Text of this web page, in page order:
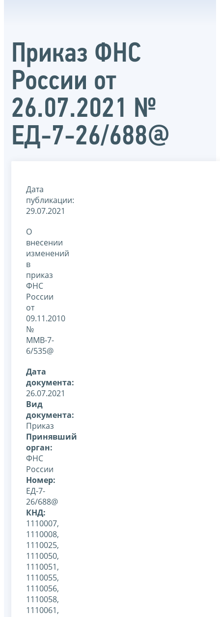
Приказ ФНС
России от
26.07.2021 №
ЕД-7-26/688@
Дата
публикации:
29.07.2021
О
внесении
изменений
в
приказ
ФНС
России
от
09.11.2010
№
ММВ-7-
6/535@
Дата
документа:
26.07.2021
Вид
документа:
Приказ
Принявший
орган:
ФНС
России
Номер:
ЕД-7-
26/688@
КНД:
1110007,
1110008,
1110025,
1110050,
1110051,
1110055,
1110056,
1110058,
1110061,